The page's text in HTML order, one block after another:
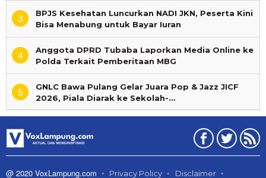
3
BPJS Kesehatan Luncurkan NADI JKN, Peserta Kini
Bisa Menabung untuk Bayar Iuran
4
Anggota DPRD Tubaba Laporkan Media Online ke
Polda Terkait Pemberitaan MBG
5
GNLC Bawa Pulang Gelar Juara Pop & Jazz JICF
2026, Piala Diarak ke Sekolah-…
@ 2020 VoxLampung.com Privacy Policy Disclaimer